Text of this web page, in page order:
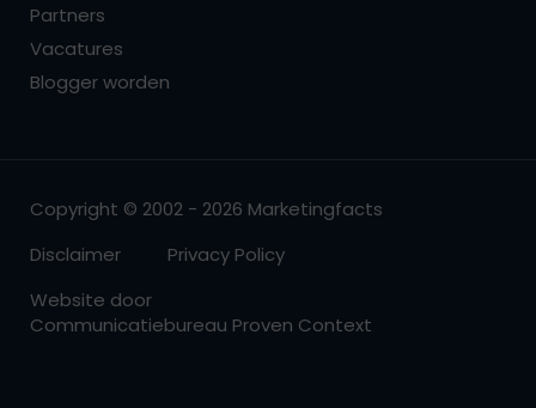
Partners
Vacatures
Blogger worden
Copyright © 2002 - 2026 Marketingfacts
Disclaimer
Privacy Policy
Website door
Communicatiebureau Proven Context